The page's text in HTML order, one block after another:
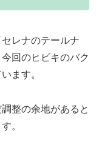
レナのテールナ
回のヒビキのバク
ます。
整の余地があると
。